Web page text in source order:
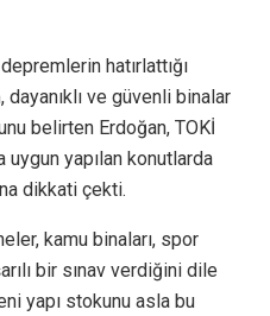
hatırlattığı
ve güvenli binalar
belirten Erdoğan, TOKİ
uygun yapılan konutlarda
dikkati çekti.
kamu binaları, spor
bir sınav verdiğini dile
yapı stokunu asla bu